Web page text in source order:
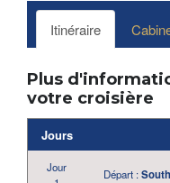
Itinéraire
Plus
votre croisière
Jours
Jour
Départ :